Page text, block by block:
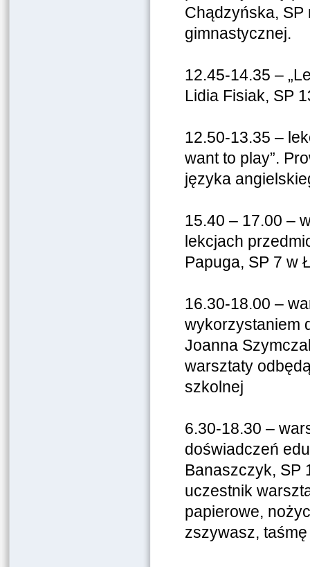
Chądzyńska, SP
gimnastycznej.
12.45-14.35 –
Lidia Fisiak, SP
12.50-13.35 –
want to play”.
języka
15.40 – 17.00 –
lekcjach
Papuga, SP 7 w
16.30-18.00 –
wykorzystaniem
Joanna
warsztaty
szkolnej
6.30-18.30 –
doświadczeń
Banaszczyk, SP
uczestnik
papierowe,
zszywasz,